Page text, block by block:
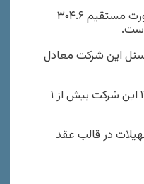
این شرکت ۴۲ نیروی رسمی و ۲۸۰ نیروی قراردادی دارد و در سال ۱۴۰۳ به صورت مستقیم ۳۰۴.۶
این شرکت معادل
جمع دارایی‌های ارزی این شرکت ۱۶۴ میلیون دلار اظهار شده و در سال ۱۴۰۳ این شرکت بیش از ۱
هزار ۸۳ میلیارد تومان تسهیلات در قالب عقد